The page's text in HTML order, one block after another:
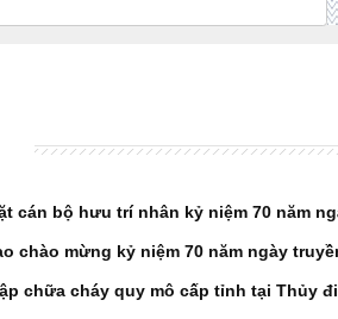
cán bộ hưu trí nhân kỷ niệm 70 năm
chào mừng kỷ niệm 70 năm ngày
chữa cháy quy mô cấp tỉnh tại Thủy